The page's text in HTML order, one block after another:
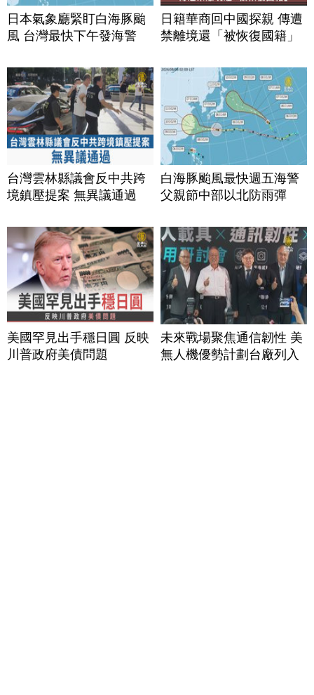
日本氣象廳緊盯白海豚颱
風 台灣最快下午發海警
日籍華商回中國探親 傳遭
禁離境還「被恢復國籍」
台灣雲林縣議會反中共跨
境鎮壓提案 無異議通過
白海豚颱風最快週五海警
父親節中部以北防雨彈
美國罕見出手穩日圓 反映
川普政府美債問題
未來戰場聚焦通信韌性 美
無人機優勢計劃台廠列入